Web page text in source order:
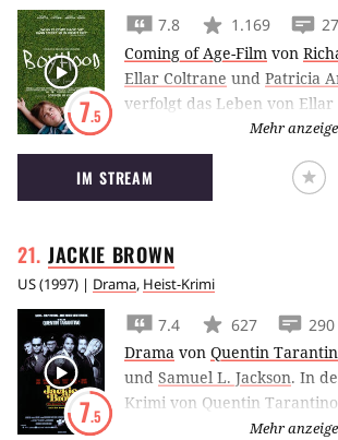
7.5
7.8 1.169
Coming of Age-Film von
Ellar Coltrane und Patricia
verfolgt das Leben von
einen Zeitraum von zwölf
sechsten Lebensjahr bis zum
Schulzeit.
Mehr
IM STREAM
JACKIE BROWN
US(1997) | Drama, Heist-Krimi
7.5
7.4 627
290
Drama von Quentin
und Samuel L. Jackson. In
Krimi von Quentin
Jackie Brown (Pam Grier) für
Mehr